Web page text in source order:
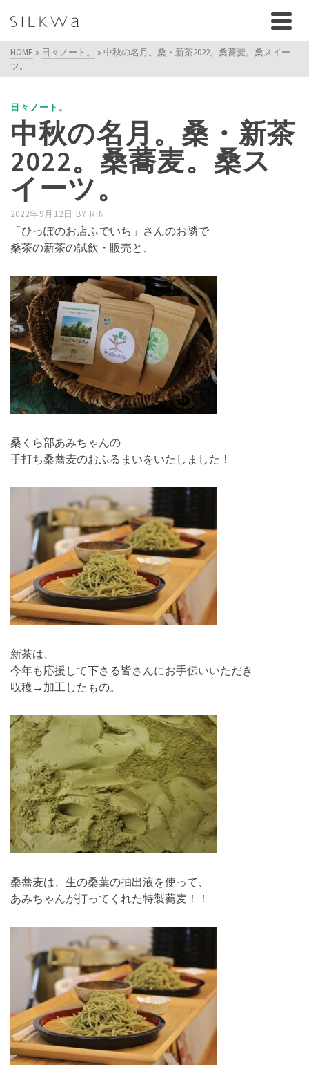
HOME » 日々ノート。 » 中秋の名月。桑・新茶2022。桑蕎麦。桑スイー
ツ。
日々ノート。
中秋の名月。桑・新茶
2022。桑蕎麦。桑ス
イーツ。
2022年9月12日 BY RIN
「ひっぽのお店ふでいち」さんのお隣で
桑茶の新茶の試飲・販売と、
桑くら部あみちゃんの
手打ち桑蕎麦のおふるまいをいたしました！
新茶は、
今年も応援して下さる皆さんにお手伝いいただき
収穫→加工したもの。
桑蕎麦は、生の桑葉の抽出液を使って、
あみちゃんが打ってくれた特製蕎麦！！